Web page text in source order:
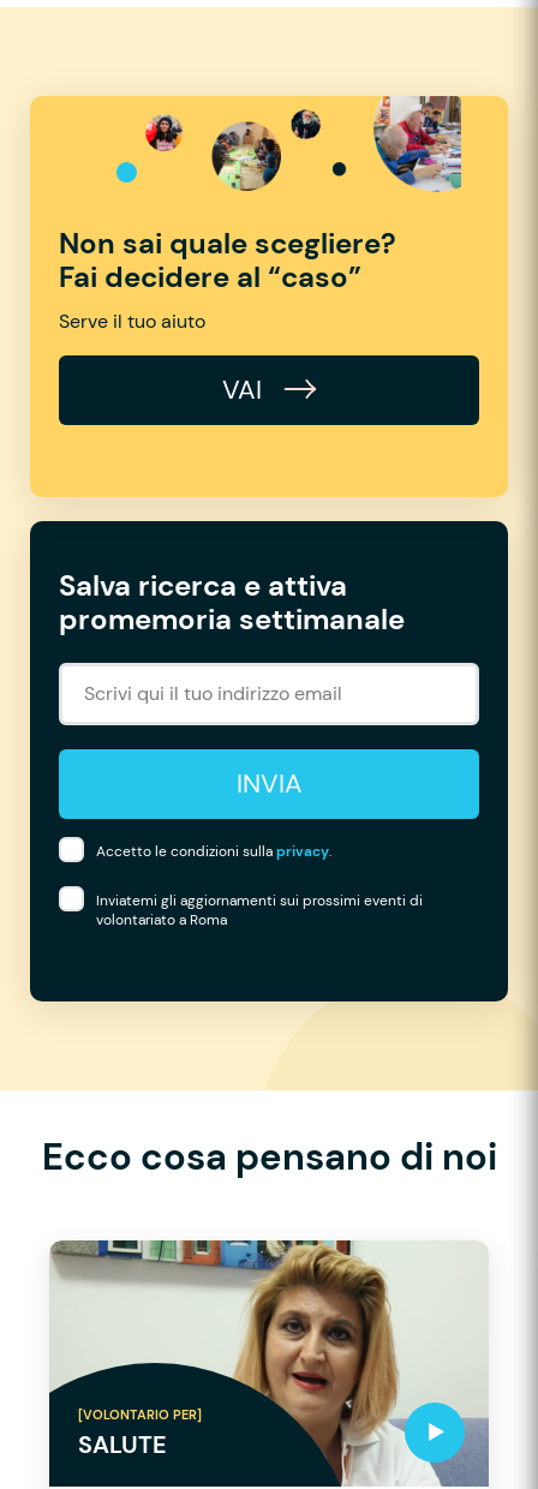
Non sai quale scegliere?
Fai decidere al “caso”
Serve il tuo aiuto
VAI
Salva ricerca e attiva
promemoria settimanale
INVIA
Accetto le condizioni sullaprivacy.
Inviatemi gli aggiornamenti sui prossimi eventi di
volontariato a Roma
Ecco cosa pensano di noi
[VOLONTARIO PER]
SALUTE